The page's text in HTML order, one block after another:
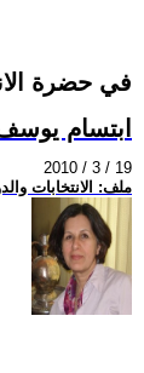
في حضرة
ابتسام
2010 / 3 / 19
ملف: الانتخابات